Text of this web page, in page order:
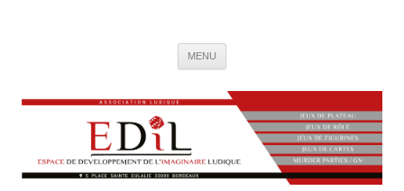
bordelaise
MENU